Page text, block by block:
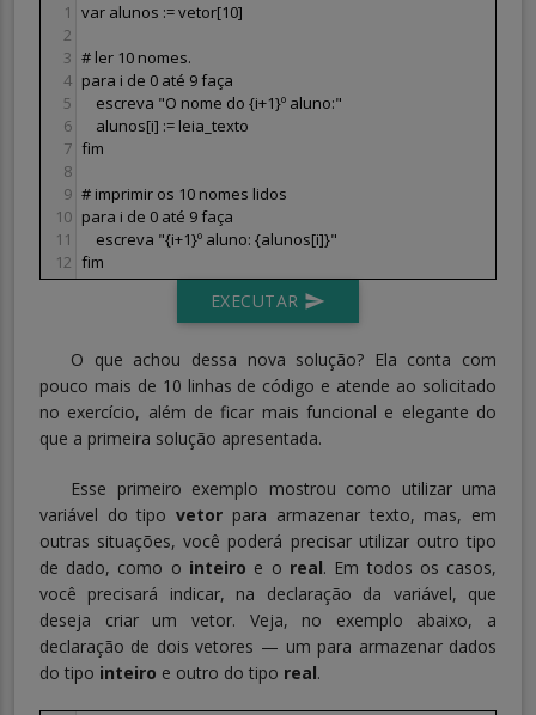
1 var alunos := vetor[10]
2
3 # ler 10 nomes.
4 para i de 0 até 9 faça
5
escreva "O nome do {i+1}º aluno:"
6
    alunos[i] := leia_texto
7 fim
8
9 # imprimir os 10 nomes lidos
10 para i de 0 até 9 faça
11
    escreva "{i+1}º aluno: {alunos[i]}"
12 fim
EXECUTAR send
O que achou dessa nova solução? Ela conta com
pouco mais de 10 linhas de código e atende ao solicitado
no exercício, além de ficar mais funcional e elegante do
que a primeira solução apresentada.
Esse primeiro exemplo mostrou como utilizar uma
variável do tipovetor para armazenar texto, mas, em
outras situações, você poderá precisar utilizar outro tipo
de dado, como o inteiro e o real. Em todos os casos,
você precisará indicar, na declaração da variável, que
deseja criar um vetor. Veja, no exemplo abaixo, a
declaração de dois vetores — um para armazenar dados
do tipo inteiro e outro do tipo real.